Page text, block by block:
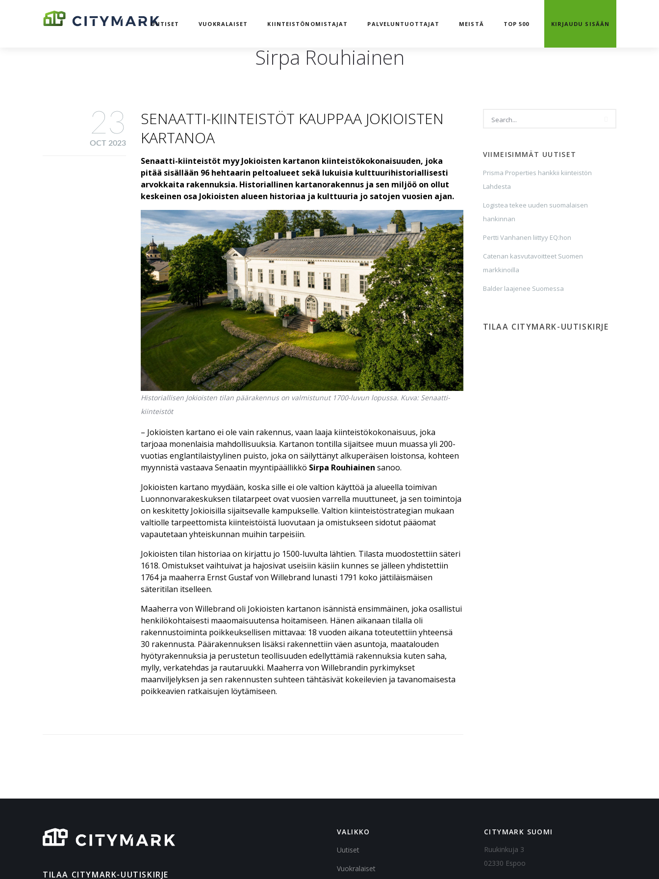
UUTISET VUOKRALAISET KIINTEISTÖNOMISTAJAT PALVELUNTUOTTAJAT MEISTÄ TOP 500 KIRJAUDU SISÄÄN
Sirpa Rouhiainen
SENAATTI-KIINTEISTÖT KAUPPAA JOKIOISTEN
KARTANOA
Senaatti-kiinteistöt myy Jokioisten kartanon kiinteistökokonaisuuden, joka
pitää sisällään 96 hehtaarin peltoalueet sekä lukuisia kulttuurihistoriallisesti
arvokkaita rakennuksia. Historiallinen kartanorakennus ja sen miljöö on ollut
keskeinen osa Jokioisten alueen historiaa ja kulttuuria jo satojen vuosien ajan.
Historiallisen Jokioisten tilan päärakennus on valmistunut 1700-luvun lopussa. Kuva: Senaatti-
kiinteistöt
– Jokioisten kartano ei ole vain rakennus, vaan laaja kiinteistökokonaisuus, joka
tarjoaa monenlaisia mahdollisuuksia. Kartanon tontilla sijaitsee muun muassa yli 200-
vuotias englantilaistyylinen puisto, joka on säilyttänyt alkuperäisen loistonsa, kohteen
myynnistä vastaava Senaatin myyntipäällikkö Sirpa Rouhiainen sanoo.
Jokioisten kartano myydään, koska sille ei ole valtion käyttöä ja alueella toimivan
Luonnonvarakeskuksen tilatarpeet ovat vuosien varrella muuttuneet, ja sen toimintoja
on keskitetty Jokioisilla sijaitsevalle kampukselle. Valtion kiinteistöstrategian mukaan
valtiolle tarpeettomista kiinteistöistä luovutaan ja omistukseen sidotut pääomat
vapautetaan yhteiskunnan muihin tarpeisiin.
Jokioisten tilan historiaa on kirjattu jo 1500-luvulta lähtien. Tilasta muodostettiin säteri
1618. Omistukset vaihtuivat ja hajosivat useisiin käsiin kunnes se jälleen yhdistettiin
1764 ja maaherra Ernst Gustaf von Willebrand lunasti 1791 koko jättiläismäisen
säteritilan itselleen.
Maaherra von Willebrand oli Jokioisten kartanon isännistä ensimmäinen, joka osallistui
henkilökohtaisesti maaomaisuutensa hoitamiseen. Hänen aikanaan tilalla oli
rakennustoiminta poikkeuksellisen mittavaa: 18 vuoden aikana toteutettiin yhteensä
30 rakennusta. Päärakennuksen lisäksi rakennettiin väen asuntoja, maatalouden
hyötyrakennuksia ja perustetun teollisuuden edellyttämiä rakennuksia kuten saha,
mylly, verkatehdas ja rautaruukki. Maaherra von Willebrandin pyrkimykset
maanviljelyksen ja sen rakennusten suhteen tähtäsivät kokeilevien ja tavanomaisesta
poikkeavien ratkaisujen löytämiseen.
23
OCT 2023
VIIMEISIMMÄT UUTISET
Prisma Properties hankkii kiinteistön
Lahdesta
Logistea tekee uuden suomalaisen
hankinnan
Pertti Vanhanen liittyy EQ:hon
Catenan kasvutavoitteet Suomen
markkinoilla
Balder laajenee Suomessa
TILAA CITYMARK-UUTISKIRJE
TILAA CITYMARK-UUTISKIRJE
VALIKKO
Uutiset
Vuokralaiset
CITYMARK SUOMI
Ruukinkuja 3
02330 Espoo